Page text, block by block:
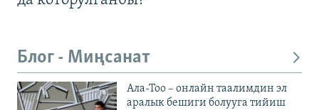
Блог - Миңсанат
Ала-Тоо – онлайн таалимдин эл
аралык бешиги болууга тийиш